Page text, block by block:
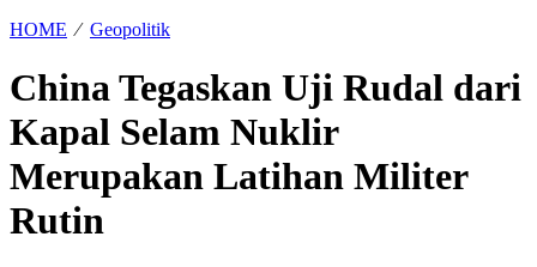
HOME ⁄ Geopolitik
China Tegaskan Uji Rudal dari
Kapal Selam Nuklir
Merupakan Latihan Militer
Rutin